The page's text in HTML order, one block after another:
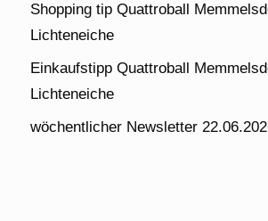
Shopping tip Quattroball
Lichteneiche
Einkaufstipp Quattroball
Lichteneiche
wöchentlicher Newsletter